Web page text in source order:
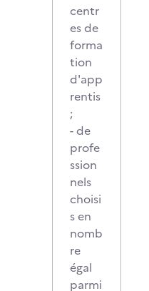
centr
es de
forma
tion
d'app
rentis
;
- de
profe
ssion
nels
choisi
s en
nomb
re
égal
parmi